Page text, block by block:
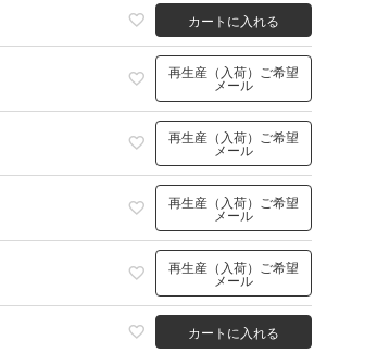
カートに入れる
再生産（入荷）ご希望
メール
再生産（入荷）ご希望
メール
再生産（入荷）ご希望
メール
再生産（入荷）ご希望
メール
カートに入れる